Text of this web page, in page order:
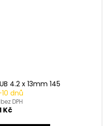
4.2 x 13mm 145
dnů
DPH
Kč